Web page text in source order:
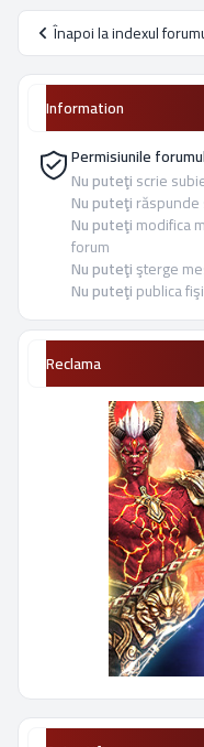
Înapoi la indexul
Information
Permisiunile
Nu puteţiscrie
Nu puteţi
Nu puteţimodifica
forum
Nu puteţişterge
Nu puteţipublica
Reclama